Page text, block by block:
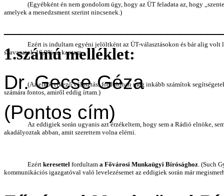
(Egyébként én nem gondolom úgy, hogy az ÜT feladata az, hogy
amelyek a menedzsment szerint nincsenek.)
Ezért is indultam egyéni jelöltként az ÜT-választásokon és bár alig volt
szavazatok 16,9%-át kaptam.
(Az elkövetkező választási fordulóban még inkább számítok
számára fontos, amiről eddig írtam.)
Az eddigiek során ugyanis azt érzékeltem, hogy sem a Rádió elnöke,
akadályoztak abban, amit szerettem volna elérni.
Ezértkeresettel fordultam a Fővárosi Munkaügyi Bírósághoz. (Such
kommunikációs igazgatóval való levelezésemet az eddigiek során már
1.számú melléklet:
Dr. Gecse Géza
(Pontos cím)